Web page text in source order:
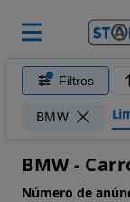
Filtros
BMW
BMW -
Número de